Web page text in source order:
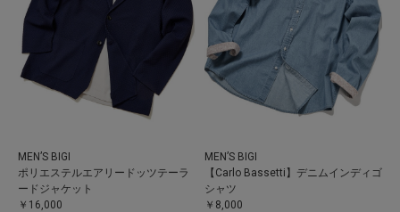
MEN’S BIGI
ポリエステルエアリードッツテーラ
ードジャケット
￥16,000
MEN’S BIGI
【Carlo Bassetti】デニムインディゴ
シャツ
￥8,000